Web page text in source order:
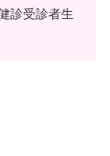
診受診者生